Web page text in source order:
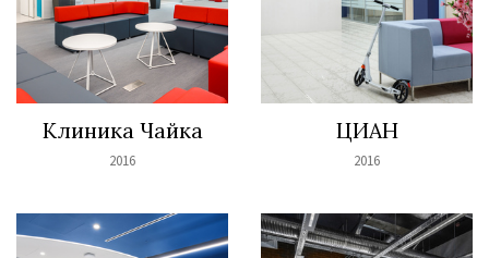
Клиника Чайка
2016
ЦИАН
2016